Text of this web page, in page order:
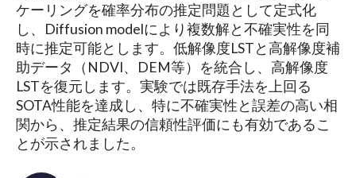
ケーリングを確率分布の推定問題として定式化
し、Diffusion modelにより複数解と不確実性を同
時に推定可能とします。低解像度LSTと高解像度補
助データ（NDVI、DEM等）を統合し、高解像度
LSTを復元します。実験では既存手法を上回る
SOTA性能を達成し、特に不確実性と誤差の高い相
関から、推定結果の信頼性評価にも有効であるこ
とが示されました。